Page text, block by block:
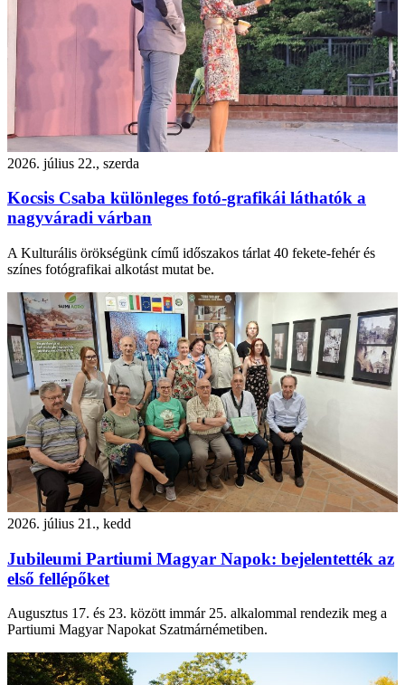
2026. július 22., szerda
Kocsis Csaba különleges fotó-grafikái láthatók a
nagyváradi várban
A Kulturális örökségünk című időszakos tárlat 40 fekete-fehér és
színes fotógrafikai alkotást mutat be.
2026. július 21., kedd
Jubileumi Partiumi Magyar Napok: bejelentették az
első fellépőket
Augusztus 17. és 23. között immár 25. alkalommal rendezik meg a
Partiumi Magyar Napokat Szatmárnémetiben.